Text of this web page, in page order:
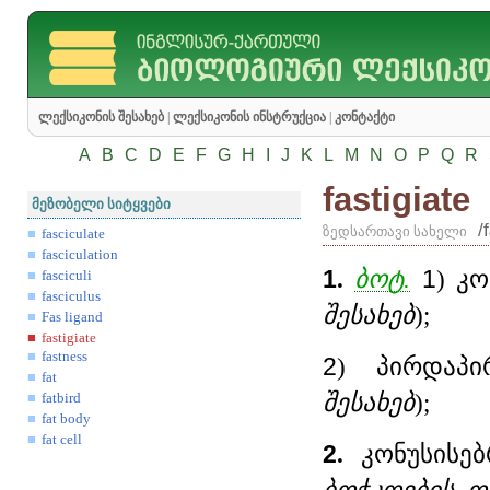
ლექსიკონის შესახებ ლექსიკონის ინსტრუქცია კონტაქტი
A B C D E F G H J K L M N O P Q R
მეზობელი სიტყვები
fasciculate
fasciculation
fasciculi
fasciculus
Fas ligand
fastigiate
fastness
fat
fatbird
fat body
fat cell
fastigiate
ზედსართავი სახელი /
1. ბოტ. 1)
შესახებ);
2)
შესახებ);
2.